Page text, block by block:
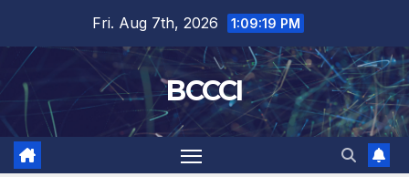
content
Fri. Aug 7th, 2026 1:09:20 PM
BCCCI